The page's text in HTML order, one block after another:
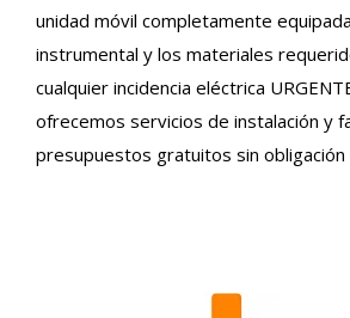
unidad móvil completamente
instrumental y los materiales
cualquier incidencia eléctrica
ofrecemos servicios de instalación y
presupuestos gratuitos sin obligación